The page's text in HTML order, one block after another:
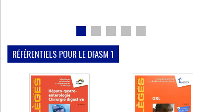
RÉFÉRENTIELS POUR LE DFASM 1